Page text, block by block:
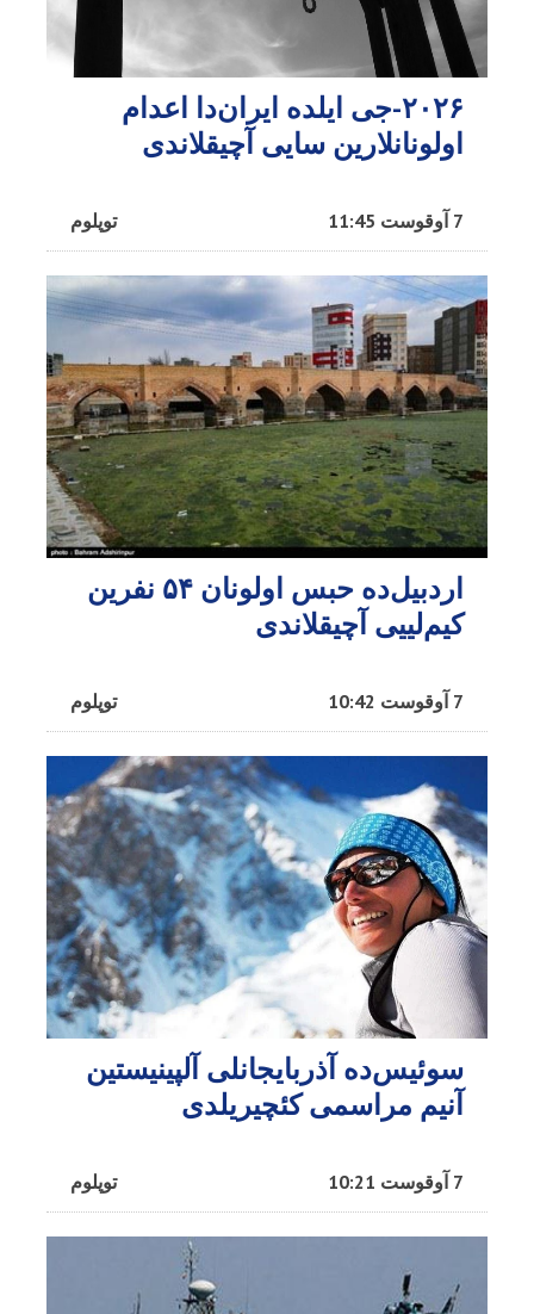
۲۰۲۶-جی ایلده ایران‌دا اعدام
اولونانلارین سایی آچیقلاندی
توپلوم 7 آوقوست 11:45
اردبیل‌ده حبس اولونان ۵۴ نفرین
کیم‌لییی آچیقلاندی
توپلوم 7 آوقوست 10:42
سوئیس‌ده آذربایجانلی آلپینیستین
آنیم مراسمی کئچیریلدی
توپلوم 7 آوقوست 10:21